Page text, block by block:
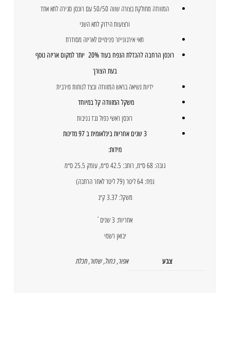
המזוודה מחולקת בצורה שווה 50/50 עם רוכסן סגירה לתא אחד
ורצועות הידוק לתא השני
תאי אירגונייזר פנימיים לאריזה מסודרת
רוכסן הרחבה להגדלת הנפח בעוד 20% יותר למקום אריזה נוסף
בעת הצורך
ידיות נשיאה בראש המזוודה ובצד לנוחות מירבית
משקל המזוודה קל במיוחד
רוכסן ראשי כפול נגד גניבות
3 שנים אחריות בינלאומית ב 97 מדינות
מידות:
גובה: 68 ס״מ, רוחב: 42.5 ס״מ, עומק 25.5 ס״מ
נפח: 64 ליטר (79 ליטר לאחר הרחבה)
משקל: 3.37 ק״ג
אחריות: 3 שנים ֿ
יבואן רשמי
צבע אפור,כחול,שחור,תכלת